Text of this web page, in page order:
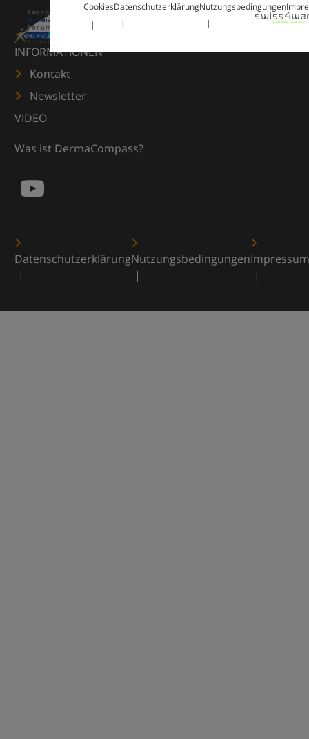
CookiesDatenschutzerklärungNutzungsbedingungen
INFORMATIONEN
Kontakt
Newsletter
VIDEO
Was ist DermaCompass?
DatenschutzerklärungNutzungsbedingungenImpressum